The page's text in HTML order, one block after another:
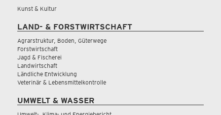
Kunst & Kultur
LAND- & FORSTWIRTSCHAFT
Agrarstruktur, Boden, Güterwege
Forstwirtschaft
Jagd & Fischerei
Landwirtschaft
Ländliche Entwicklung
Veterinär & Lebensmittelkontrolle
UMWELT & WASSER